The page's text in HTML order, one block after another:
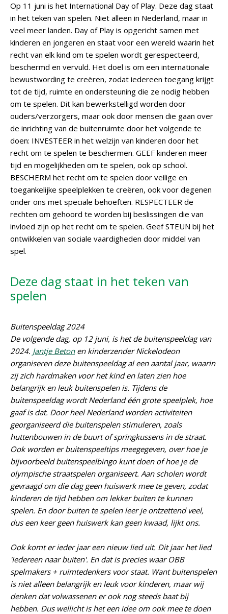
Op 11 juni is het International Day of Play. Deze dag staat
in het teken van spelen. Niet alleen in Nederland, maar in
veel meer landen. Day of Play is opgericht samen met
kinderen en jongeren en staat voor een wereld waarin het
recht van elk kind om te spelen wordt gerespecteerd,
beschermd en vervuld. Het doel is om een internationale
bewustwording te creëren, zodat iedereen toegang krijgt
tot de tijd, ruimte en ondersteuning die ze nodig hebben
om te spelen. Dit kan bewerkstelligd worden door
ouders/verzorgers, maar ook door mensen die gaan over
de inrichting van de buitenruimte door het volgende te
doen: INVESTEER in het welzijn van kinderen door het
recht om te spelen te beschermen. GEEF kinderen meer
tijd en mogelijkheden om te spelen, ook op school.
BESCHERM het recht om te spelen door veilige en
toegankelijke speelplekken te creëren, ook voor degenen
onder ons met speciale behoeften. RESPECTEER de
rechten om gehoord te worden bij beslissingen die van
invloed zijn op het recht om te spelen. Geef STEUN bij het
ontwikkelen van sociale vaardigheden door middel van
spel.
Deze dag staat in het teken van
spelen
Buitenspeeldag 2024
De volgende dag, op 12 juni, is het de buitenspeeldag van
2024. Jantje Betonen kinderzender Nickelodeon
organiseren deze buitenspeeldag al een aantal jaar, waarin
zij zich hardmaken voor het kind en laten zien hoe
belangrijk en leuk buitenspelen is. Tijdens de
buitenspeeldag wordt Nederland één grote speelplek, hoe
gaaf is dat. Door heel Nederland worden activiteiten
georganiseerd die buitenspelen stimuleren, zoals
huttenbouwen in de buurt of springkussens in de straat.
Ook worden er buitenspeeltips meegegeven, over hoe je
bijvoorbeeld buitenspeelbingo kunt doen of hoe je de
olympische straatspelen organiseert. Aan scholen wordt
gevraagd om die dag geen huiswerk mee te geven, zodat
kinderen de tijd hebben om lekker buiten te kunnen
spelen. En door buiten te spelen leer je ontzettend veel,
dus een keer geen huiswerk kan geen kwaad, lijkt ons.
Ook komt er ieder jaar een nieuw lied uit. Dit jaar het lied
'Iedereen naar buiten'. En dat is precies waar OBB
spelmakers + ruimtedenkers voor staat. Want buitenspelen
is niet alleen belangrijk en leuk voor kinderen, maar wij
denken dat volwassenen er ook nog steeds baat bij
hebben. Dus wellicht is het een idee om ook mee te doen